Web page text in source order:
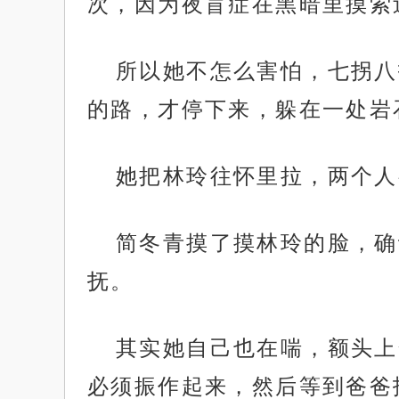
所以她不怎么害怕，七拐
的路，才停下来，躲在一处
她把林玲往怀里拉，两个
简冬青摸了摸林玲的脸，
抚。
其实她自己也在喘，额头
必须振作起来，然后等到爸